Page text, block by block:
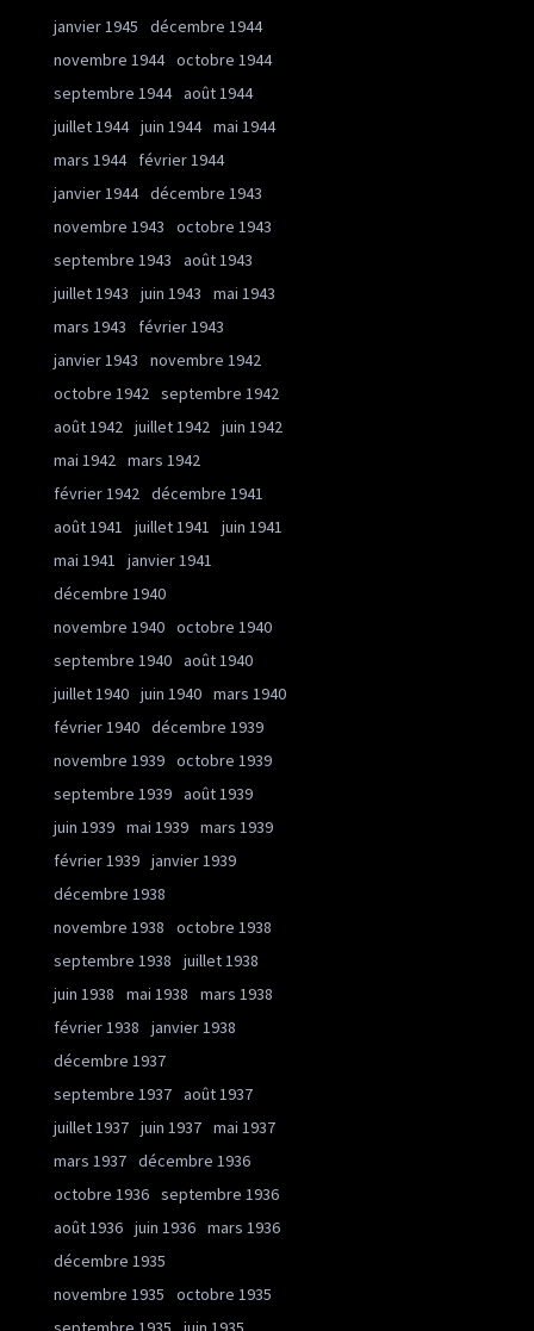
janvier 1945
décembre 1944
novembre 1944 octobre 1944
septembre 1944 août 1944
juillet 1944 juin 1944 mai 1944
mars 1944
février 1944
janvier 1944 décembre 1943
novembre 1943
octobre 1943
septembre 1943
août 1943
juillet 1943
juin 1943
mai 1943
mars 1943
février 1943
janvier 1943
novembre 1942
octobre 1942 septembre 1942
août 1942 juillet 1942 juin 1942
mai 1942 mars 1942
février 1942 décembre 1941
août 1941
juillet 1941
juin 1941
mai 1941
janvier 1941
décembre 1940
novembre 1940 octobre 1940
septembre 1940 août 1940
juillet 1940 juin 1940 mars 1940
février 1940 décembre 1939
novembre 1939 octobre 1939
septembre 1939 août 1939
juin 1939 mai 1939 mars 1939
février 1939 janvier 1939
décembre 1938
novembre 1938
octobre 1938
septembre 1938
juillet 1938
juin 1938
mai 1938
mars 1938
février 1938
janvier 1938
décembre 1937
septembre 1937 août 1937
juillet 1937 juin 1937 mai 1937
mars 1937 décembre 1936
octobre 1936 septembre 1936
août 1936 juin 1936 mars 1936
décembre 1935
novembre 1935
octobre 1935